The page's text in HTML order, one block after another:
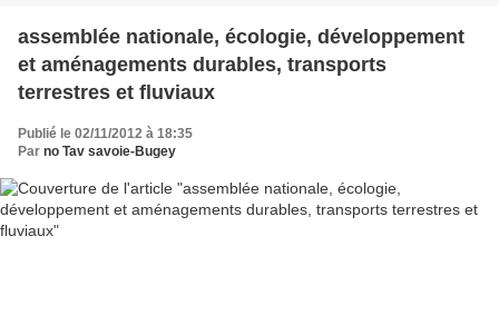
assemblée nationale, écologie, développement
et aménagements durables, transports
terrestres et fluviaux
Publié le 02/11/2012 à 18:35
Par no Tav savoie-Bugey